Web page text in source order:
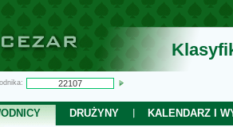
DRUŻYNY
KALENDARZ I